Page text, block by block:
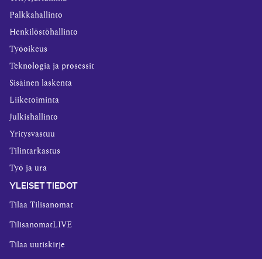
Palkkahallinto
Henkilöstöhallinto
Työoikeus
Teknologia ja prosessit
Sisäinen laskenta
Liiketoiminta
Julkishallinto
Yritysvastuu
Tilintarkastus
Työ ja ura
YLEISET TIEDOT
Tilaa Tilisanomat
TilisanomatLIVE
Tilaa uutiskirje